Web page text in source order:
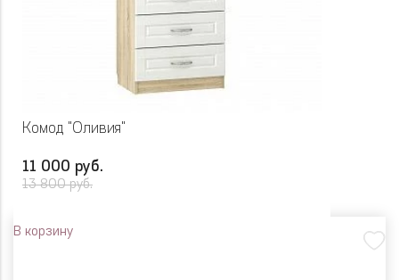
Комод "Оливия"
11 000 руб.
13 800 руб.
В корзину